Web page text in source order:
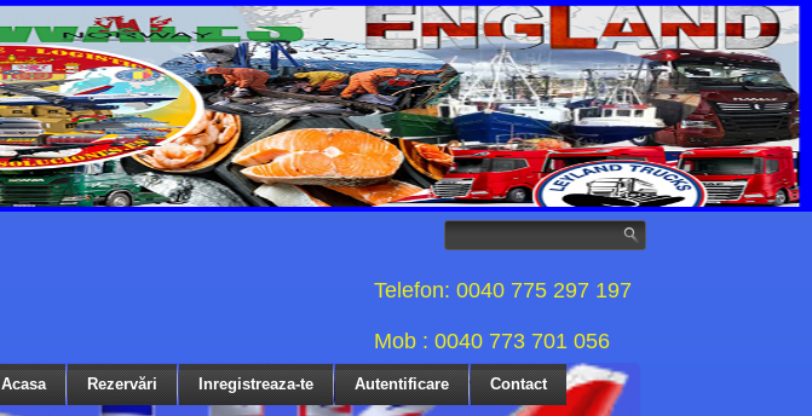
Telefon: 0040 775 297 197
Mob : 0040 773 701 056
Acasa Rezervări Inregistreaza-te Autentificare Contact